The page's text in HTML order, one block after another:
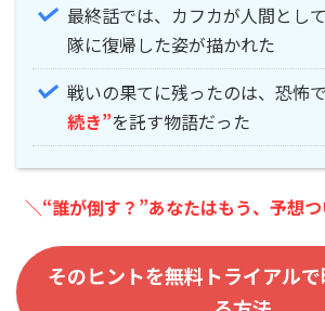
最終話では、カフカが人間とし
隊に復帰した姿が描かれた
戦いの果てに残ったのは、恐怖
続き”を託す物語だった
＼“誰が倒す？”あなたはもう、予想
そのヒントを無料トライアル